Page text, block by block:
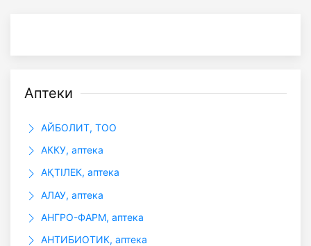
Аптеки
АЙБОЛИТ, ТОО
АККУ, аптека
АҚТІЛЕК, аптека
АЛАУ, аптека
АНГРО-ФАРМ, аптека
АНТИБИОТИК, аптека